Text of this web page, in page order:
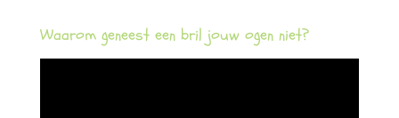
Waarom geneest een bril jouw ogen niet?